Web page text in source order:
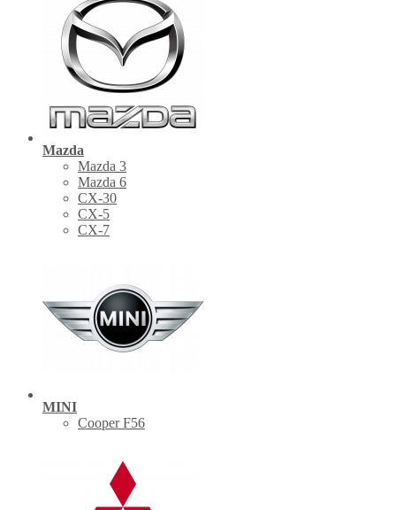
Mazda
Mazda 3
Mazda 6
CX-30
СХ-5
CX-7
MINI
Cooper F56